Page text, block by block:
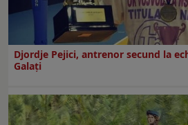
Djordje Pejici, antrenor secund la
Galați